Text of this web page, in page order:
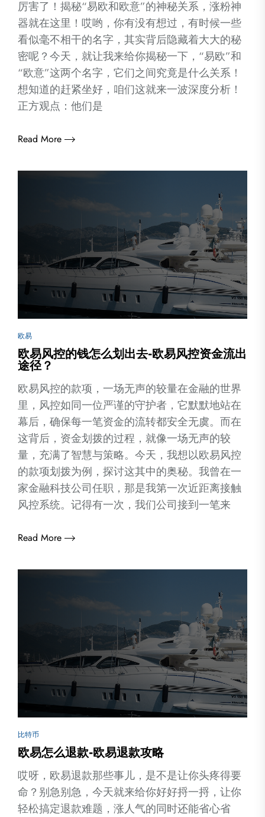
厉害了！揭秘“易欧和欧意”的神秘关系，涨粉神
器就在这里！哎哟，你有没有想过，有时候一些
看似毫不相干的名字，其实背后隐藏着大大的秘
密呢？今天，就让我来给你揭秘一下，“易欧”和
“欧意”这两个名字，它们之间究竟是什么关系！
想知道的赶紧坐好，咱们这就来一波深度分析！
正方观点：他们是
Read More
欧易
欧易风控的钱怎么划出去-欧易风控资金流出
途径？
欧易风控的款项，一场无声的较量在金融的世界
里，风控如同一位严谨的守护者，它默默地站在
幕后，确保每一笔资金的流转都安全无虞。而在
这背后，资金划拨的过程，就像一场无声的较
量，充满了智慧与策略。今天，我想以欧易风控
的款项划拨为例，探讨这其中的奥秘。我曾在一
家金融科技公司任职，那是我第一次近距离接触
风控系统。记得有一次，我们公司接到一笔来
Read More
比特币
欧易怎么退款-欧易退款攻略
哎呀，欧易退款那些事儿，是不是让你头疼得要
命？别急别急，今天就来给你好好捋一捋，让你
轻松搞定退款难题，涨人气的同时还能省心省